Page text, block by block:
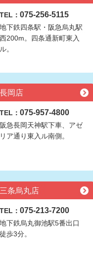
TEL： 075-256-5115
地下鉄四条駅・阪急烏丸駅
西200m。四条通新町東入
ル。
長岡店
TEL： 075-957-4800
阪急長岡天神駅下車、アゼ
リア通り東入ル南側。
三条烏丸店
TEL： 075-213-7200
地下鉄烏丸御池駅5番出口
徒歩3分。